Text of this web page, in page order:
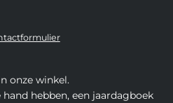
onze winkel.
hebben, een jaardagboek